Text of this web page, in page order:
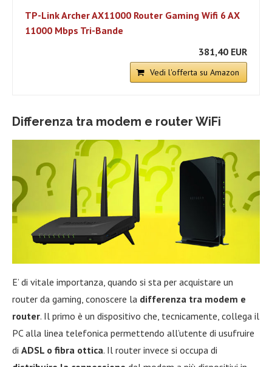
TP-Link Archer AX11000 Router Gaming Wifi 6 AX
11000 Mbps Tri-Bande
381,40 EUR
Vedi l'offerta su Amazon
Differenza tra modem e router WiFi
E’ di vitale importanza, quando si sta per acquistare un
router da gaming, conoscere la differenza tra modem e
router. Il primo è un dispositivo che, tecnicamente, collega il
PC alla linea telefonica permettendo all’utente di usufruire
di ADSL o fibra ottica. Il router invece si occupa di